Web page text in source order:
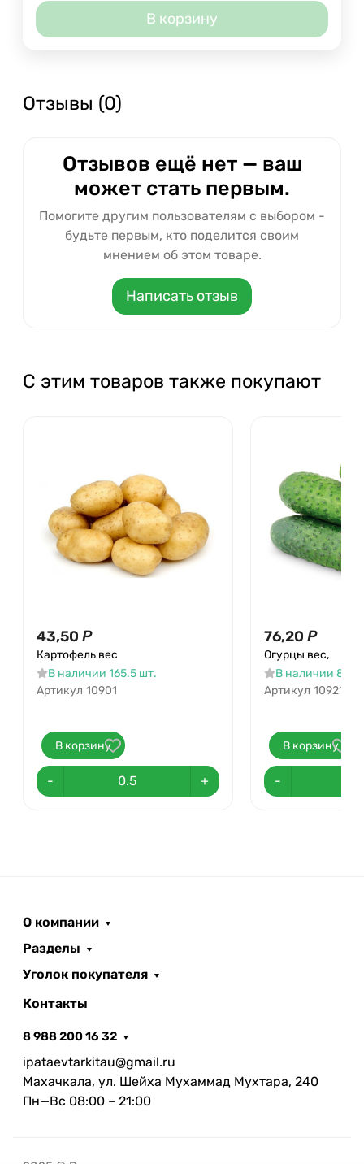
В корзину
Отзывы (0)
Отзывов ещё нет — ваш
может стать первым.
Помогите другим пользователям с выбором -
будьте первым, кто поделится своим
мнением об этом товаре.
Написать отзыв
С этим товаров также покупают
43,50 Р
Картофель вес
В наличии 165.5 шт.
Артикул 10901
В корзину
- +
76,20 Р
Огурцы вес,
В наличии 85.2
Артикул 10921
В корзину
-
О компании
Разделы
Уголок покупателя
Контакты
8 988 200 16 32
ipataevtarkitau@gmail.ru
Махачкала, ул. Шейха Мухаммад Мухтара, 240
Пн—Вс 08:00 – 21:00